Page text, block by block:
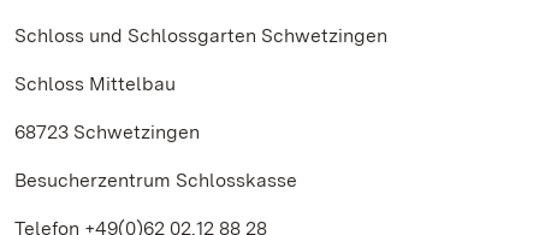
Schloss und Schlossgarten Schwetzingen
Schloss Mittelbau
68723 Schwetzingen
Besucherzentrum Schlosskasse
Telefon +49(0)62 02.12 88 28